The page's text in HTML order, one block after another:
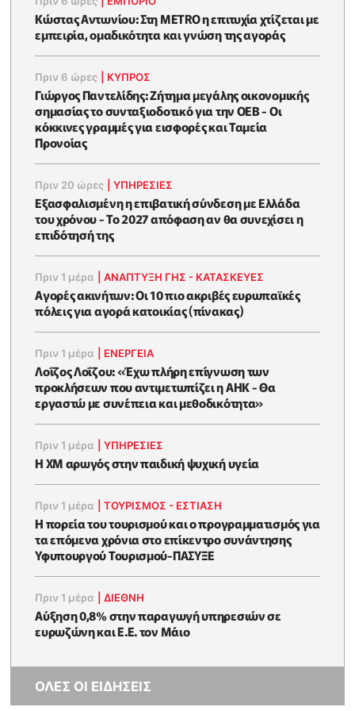
Κώστας Αντωνίου: Στη METRO η επιτυχία χτίζεται με
εμπειρία, ομαδικότητα και γνώση της αγοράς
Πριν 6 ώρες ΚΥΠΡΟΣ
Γιώργος Παντελίδης: Ζήτημα μεγάλης οικονομικής
σημασίας το συνταξιοδοτικό για την ΟΕΒ - Οι
κόκκινες γραμμές για εισφορές και Ταμεία
Προνοίας
Πριν 20 ώρες |ΥΠΗΡΕΣΙΕΣ
Εξασφαλισμένη η επιβατική σύνδεση με Ελλάδα
του χρόνου - Το 2027 απόφαση αν θα συνεχίσει η
επιδότησή της
Πριν 1 μέρα |ΑΝΑΠΤΥΞΗ ΓΗΣ - ΚΑΤΑΣΚΕΥΕΣ
Αγορές ακινήτων: Οι 10 πιο ακριβές ευρωπαϊκές
πόλεις για αγορά κατοικίας (πίνακας)
Πριν 1 μέρα ΕΝΈΡΓΕΙΑ
Λοΐζος Λοΐζου: «Έχω πλήρη επίγνωση των
προκλήσεων που αντιμετωπίζει η ΑΗΚ - Θα
εργαστώ με συνέπεια και μεθοδικότητα»
Πριν 1 μέρα |ΥΠΗΡΕΣΙΕΣ
Η XM αρωγός στην παιδική ψυχική υγεία
Πριν 1 μέρα |ΤΟΥΡΙΣΜΟΣ - ΕΣΤΙΑΣΗ
Η πορεία του τουρισμού και ο προγραμματισμός για
τα επόμενα χρόνια στο επίκεντρο συνάντησης
Υφυπουργού Τουρισμού-ΠΑΣΥΞΕ
Πριν 1 μέρα |ΔΙΕΘΝΗ
Αύξηση 0,8% στην παραγωγή υπηρεσιών σε
ευρωζώνη και Ε.Ε. τον Μάιο
ΟΛΕΣ ΟΙ ΕΙΔΗΣΕΙΣ